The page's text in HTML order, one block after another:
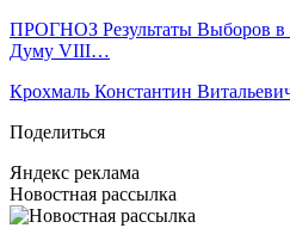
ПРОГНОЗ Результаты Выборов в
Думу VIII…
Крохмаль Константин
Поделиться
Яндекс реклама
Новостная рассылка